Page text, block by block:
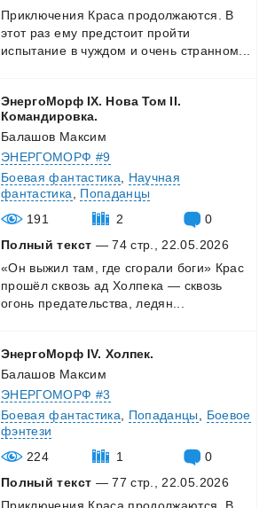
Приключения Краса продолжаются.
В
этот раз ему предстоит пройти
испытание в чуждом и очень странном...
ЭнергоМорф IX. Нова Том II.
Командировка.
Балашов Максим
ЭНЕРГОМОРФ #9
Боевая фантастика
Научная
фантастика
Попаданцы
191
2
0
Полный текст — 74 стр., 22.05.2026
«Он выжил там, где сгорали боги» Крас
прошёл сквозь ад Холпека — сквозь
огонь предательства, ледян...
ЭнергоМорф IV. Холпек.
Балашов Максим
ЭНЕРГОМОРФ #3
Боевая фантастика
Попаданцы
Боевое
фэнтези
224
1
0
Полный текст — 77 стр., 22.05.2026
Приключения Краса продолжаются. В